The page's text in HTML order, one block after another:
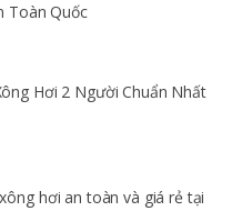
Toàn Quốc
Hơi 2 Người Chuẩn Nhất
hơi an toàn và giá rẻ tại